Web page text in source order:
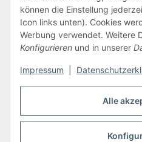
Alle
können die Einstellung
Icon links unten). Cookies
Werbung verwendet. Weitere
Konfigurieren und in unserer
Impressum